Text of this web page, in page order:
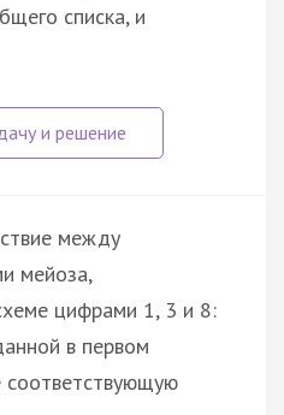
списка, и
между
мейоза,
цифрами 1, 3 и 8:
в первом
соответствующую